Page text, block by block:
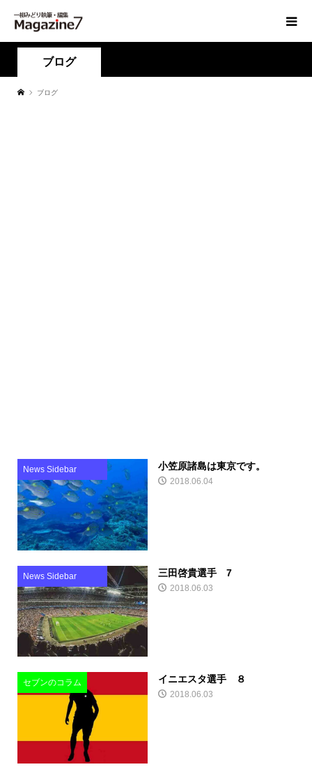
ブログ
ブログ
News Sidebar 小笠原諸島は東京です。
2018.06.04
News Sidebar 三田啓貴選手 7
2018.06.03
セブンのコラム イニエスタ選手 ８
2018.06.03